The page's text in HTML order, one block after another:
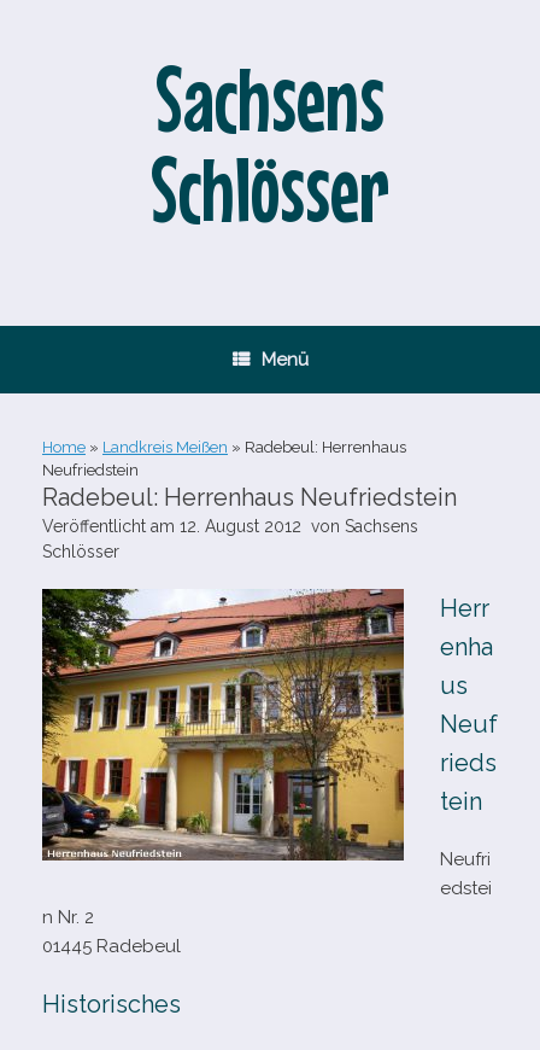
Sachsens
Schlösser
Menü
Home » Landkreis Meißen » Radebeul: Herrenhaus
Neufriedstein
Radebeul: Herrenhaus Neufriedstein
Veröffentlicht am 12. August 2012 von Sachsens
Schlösser
Herr
enha
us
Neuf
rieds
tein
Neufri
edstei
n Nr. 2
01445 Radebeul
Historisches